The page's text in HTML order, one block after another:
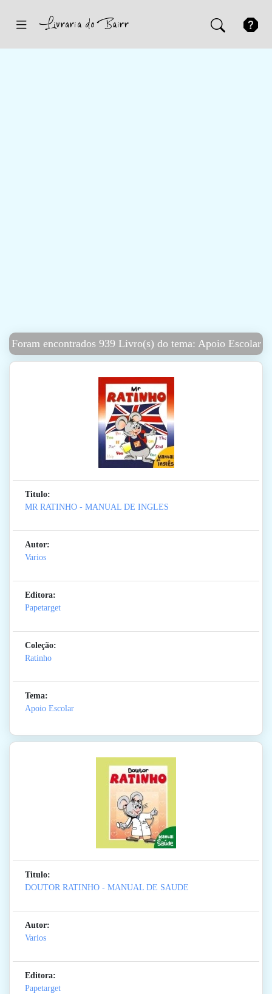
Foram encontrados 939 Livro(s) do tema: Apoio Escolar
Titulo:
MR RATINHO - MANUAL DE INGLES
Autor:
Varios
Editora:
Papetarget
Coleção:
Ratinho
Tema:
Apoio Escolar
Titulo:
DOUTOR RATINHO - MANUAL DE SAUDE
Autor:
Varios
Editora:
Papetarget